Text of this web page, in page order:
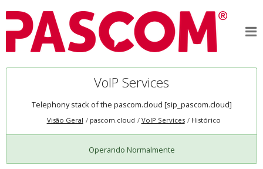
VoIP Services
Telephony stack of the pascom.cloud [sip_pascom.cloud]
Visão Geral pascom.cloud VoIP Services Histórico
Operando Normalmente